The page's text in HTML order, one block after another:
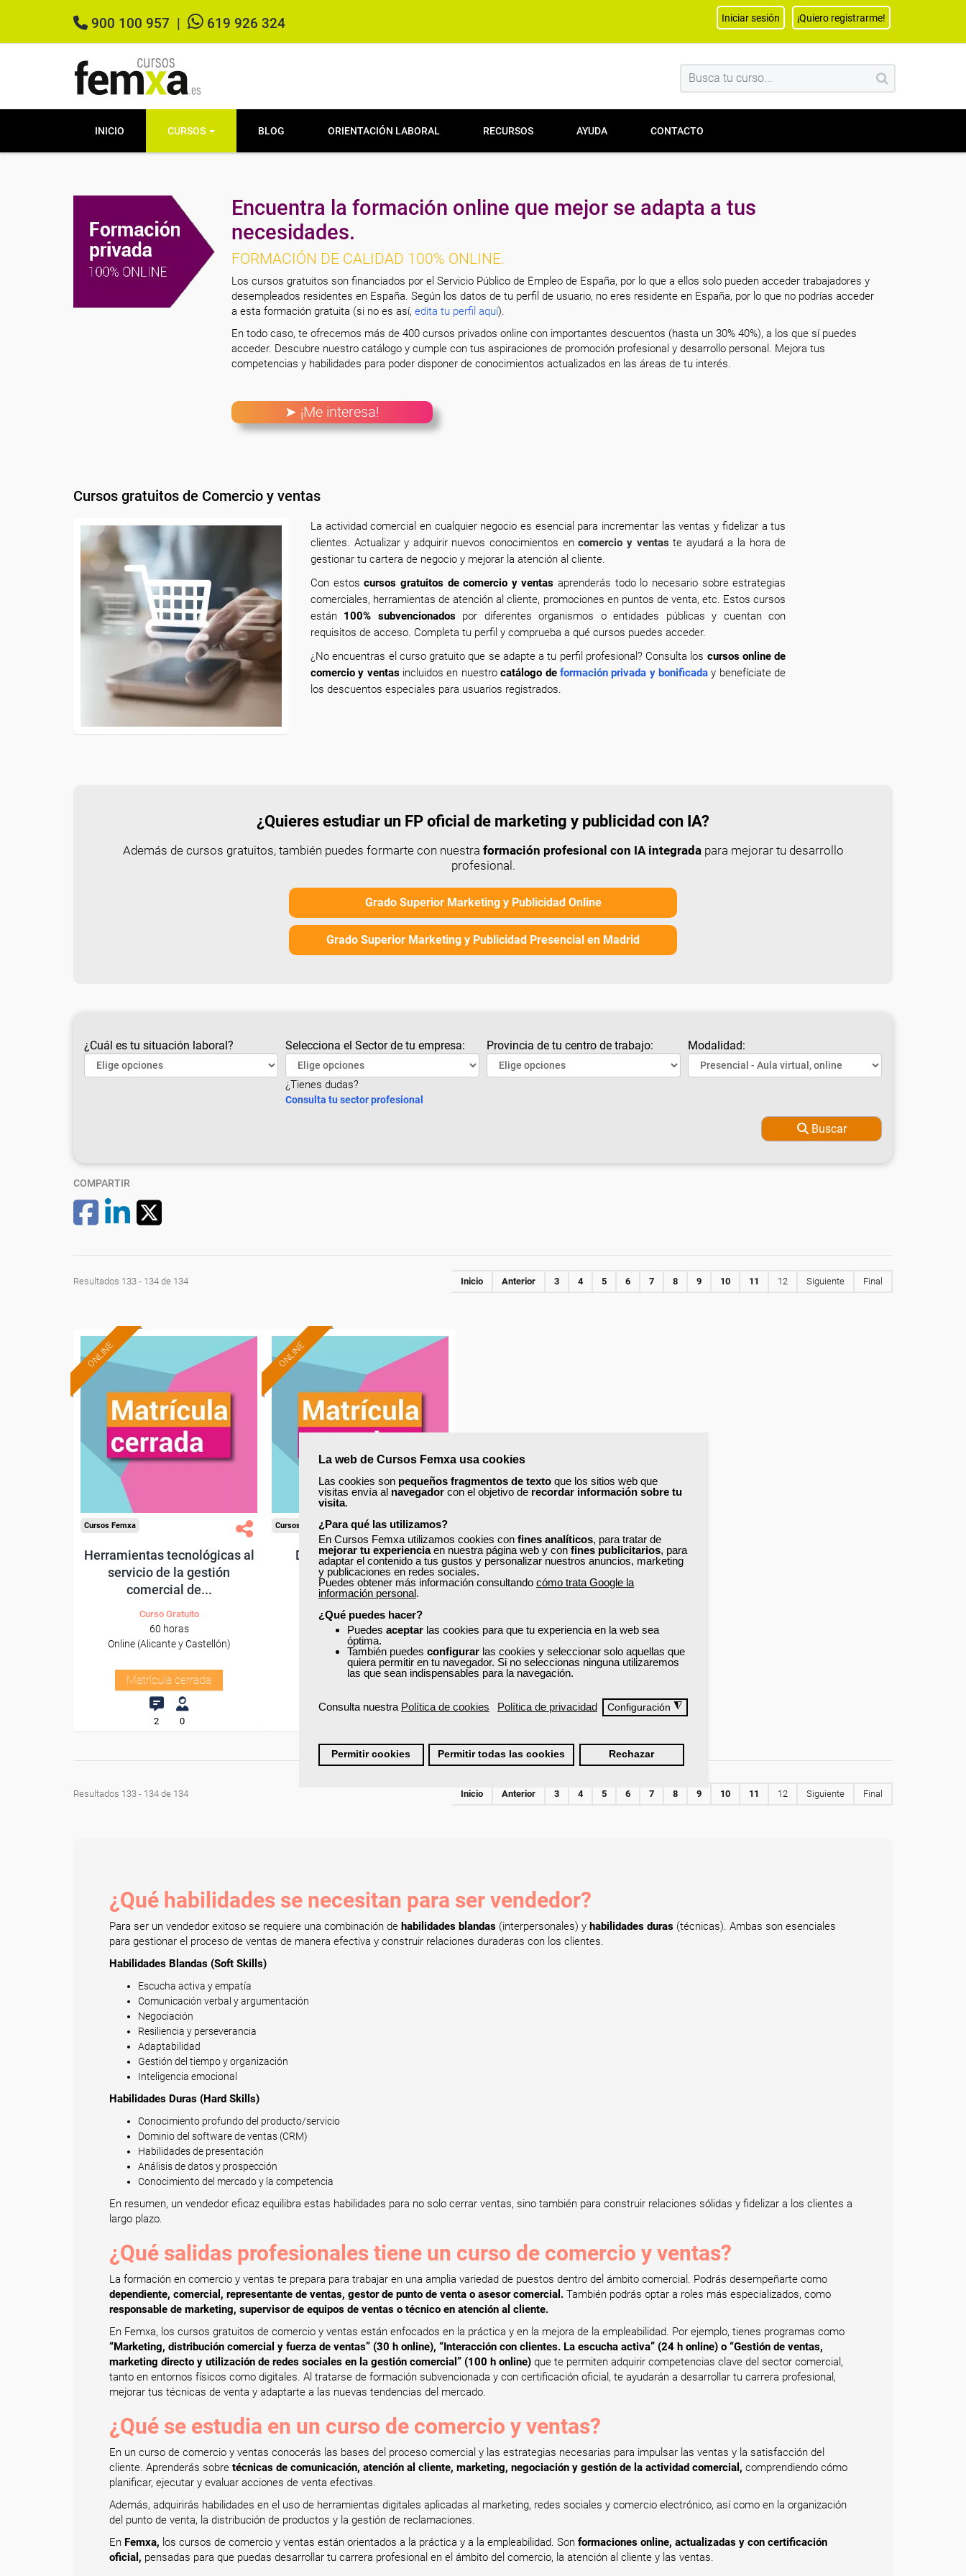
La web de Cursos Femxa usa cookies
Las cookies son pequeños fragmentos de texto que los sitios web que
visitas envía al navegador con el objetivo de recordar información sobre tu
visita.
¿Para qué las utilizamos?
En Cursos Femxa utilizamos cookies con fines analíticos, para tratar de
mejorar tu experienciaen nuestra página web y con fines publicitarios, para
adaptar el contenido a tus gustos y personalizar nuestros anuncios, marketing
y publicaciones en redes sociales.
Puedes obtener más información consultando cómo trata Google la
información personal.
¿Qué puedes hacer?
Puedes aceptar las cookies para que tu experiencia en la web sea
óptima.
También puedes configurar las cookies y seleccionar solo aquellas que
quiera permitir en tu navegador. Si no seleccionas ninguna utilizaremos
las que sean indispensables para la navegación.
Consulta nuestra Política de cookies Política de privacidad Configuración ◮
Permitir cookies Permitir todas las cookies Rechazar
900 100 957 619 926 324 Iniciar sesión ¡Quiero registrarme!
INICIO CURSOS BLOG ORIENTACIÓN LABORAL RECURSOS AYUDA CONTACTO
Encuentra la formación online que mejor se adapta a tus
necesidades.
FORMACIÓN DE CALIDAD 100% ONLINE.
Los cursos gratuitos son financiados por el Servicio Público de Empleo de España, por lo que a ellos solo pueden acceder trabajadores y
desempleados residentes en España. Según los datos de tu perfil de usuario, no eres residente en España, por lo que no podrías acceder
a esta formación gratuita (si no es así, edita tu perfil aquí).
En todo caso, te ofrecemos más de 400 cursos privados online con importantes descuentos (hasta un 30% 40%), a los que sí puedes
acceder. Descubre nuestro catálogo y cumple con tus aspiraciones de promoción profesional y desarrollo personal. Mejora tus
competencias y habilidades para poder disponer de conocimientos actualizados en las áreas de tu interés.
➤ ¡Me interesa!
Cursos gratuitos de Comercio y ventas
La actividad comercial en cualquier negocio es esencial para incrementar las ventas y fidelizar a tus
clientes. Actualizar y adquirir nuevos conocimientos encomercio y ventaste ayudará a la hora de
gestionar tu cartera de negocio y mejorar la atención al cliente.
Con estos cursos gratuitos de comercio y ventasaprenderás todo lo necesario sobre estrategias
comerciales, herramientas de atención al cliente, promociones en puntos de venta, etc. Estos cursos
están 100% subvencionadospor diferentes organismos o entidades públicas y cuentan con
requisitos de acceso. Completa tu perfil y comprueba a qué cursos puedes acceder.
¿No encuentras el curso gratuito que se adapte a tu perfil profesional? Consulta los cursos online de
comercio y ventasincluidos en nuestrocatálogo de formación privada y bonificada y benefíciate de
los descuentos especiales para usuarios registrados.
¿Quieres estudiar un FP oficial de marketing y publicidad con IA?
Además de cursos gratuitos, también puedes formarte con nuestra formación profesional con IA integradapara mejorar tu desarrollo
profesional.
Grado Superior Marketing y Publicidad Online
Grado Superior Marketing y Publicidad Presencial en Madrid
¿Cuál es tu situación laboral? Selecciona el Sector de tu empresa:
¿Tienes dudas?
Consulta tu sector profesional
Provincia de tu centro de trabajo: Modalidad:
Buscar
COMPARTIR
Resultados 133 - 134 de 134 Inicio Anterior 3 4 5 6 7 8 9 10 11 12 Siguiente Final
ONLINE
Cursos Femxa
Herramientas tecnológicas al
servicio de la gestión
comercial de...
Curso Gratuito
60 horas
Online (Alicante y Castellón)
Matrícula cerrada
2 0
ONLINE
Cursos Femxa
Diseño del montaje de
escaparates
Curso Gratuito
100 horas
Online (toda España)
Matrícula cerrada
Resultados 133 - 134 de 134 Inicio Anterior 3 4 5 6 7 8 9 10 11 12 Siguiente Final
¿Qué habilidades se necesitan para ser vendedor?
Para ser un vendedor exitoso se requiere una combinación de habilidades blandas (interpersonales) y habilidades duras (técnicas). Ambas son esenciales
para gestionar el proceso de ventas de manera efectiva y construir relaciones duraderas con los clientes.
Habilidades Blandas (Soft Skills)
Escucha activa y empatía
Comunicación verbal y argumentación
Negociación
Resiliencia y perseverancia
Adaptabilidad
Gestión del tiempo y organización
Inteligencia emocional
Habilidades Duras (Hard Skills)
Conocimiento profundo del producto/servicio
Dominio del software de ventas (CRM)
Habilidades de presentación
Análisis de datos y prospección
Conocimiento del mercado y la competencia
En resumen, un vendedor eficaz equilibra estas habilidades para no solo cerrar ventas, sino también para construir relaciones sólidas y fidelizar a los clientes a
largo plazo.
¿Qué salidas profesionales tiene un curso de comercio y ventas?
La formación en comercio y ventas te prepara para trabajar en una amplia variedad de puestos dentro del ámbito comercial. Podrás desempeñarte como
dependiente, comercial, representante de ventas, gestor de punto de venta o asesor comercial. También podrás optar a roles más especializados, como
responsable de marketing, supervisor de equipos de ventas o técnico en atención al cliente.
En Femxa, los cursos gratuitos de comercio y ventas están enfocados en la práctica y en la mejora de la empleabilidad. Por ejemplo, tienes programas como
“Marketing, distribución comercial y fuerza de ventas” (30 h online), “Interacción con clientes. La escucha activa” (24 h online) o “Gestión de ventas,
marketing directo y utilización de redes sociales en la gestión comercial” (100 h online) que te permiten adquirir competencias clave del sector comercial,
tanto en entornos físicos como digitales. Al tratarse de formación subvencionada y con certificación oficial, te ayudarán a desarrollar tu carrera profesional,
mejorar tus técnicas de venta y adaptarte a las nuevas tendencias del mercado.
¿Qué se estudia en un curso de comercio y ventas?
En un curso de comercio y ventas conocerás las bases del proceso comercial y las estrategias necesarias para impulsar las ventas y la satisfacción del
cliente. Aprenderás sobre técnicas de comunicación, atención al cliente, marketing, negociación y gestión de la actividad comercial, comprendiendo cómo
planificar, ejecutar y evaluar acciones de venta efectivas.
Además, adquirirás habilidades en el uso de herramientas digitales aplicadas al marketing, redes sociales y comercio electrónico, así como en la organización
del punto de venta, la distribución de productos y la gestión de reclamaciones.
En Femxa, los cursos de comercio y ventas están orientados a la práctica y a la empleabilidad. Son formaciones online, actualizadas y con certificación
oficial, pensadas para que puedas desarrollar tu carrera profesional en el ámbito del comercio, la atención al cliente y las ventas.